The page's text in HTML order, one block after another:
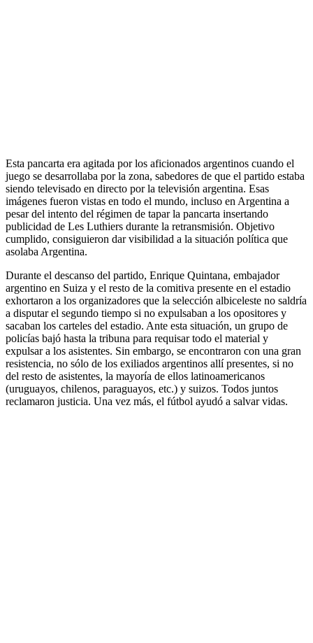
Esta pancarta era agitada por los aficionados argentinos cuando el
juego se desarrollaba por la zona, sabedores de que el partido estaba
siendo televisado en directo por la televisión argentina. Esas
imágenes fueron vistas en todo el mundo, incluso en Argentina a
pesar del intento del régimen de tapar la pancarta insertando
publicidad de Les Luthiers durante la retransmisión. Objetivo
cumplido, consiguieron dar visibilidad a la situación política que
asolaba Argentina.
Durante el descanso del partido, Enrique Quintana, embajador
argentino en Suiza y el resto de la comitiva presente en el estadio
exhortaron a los organizadores que la selección albiceleste no saldría
a disputar el segundo tiempo si no expulsaban a los opositores y
sacaban los carteles del estadio. Ante esta situación, un grupo de
policías bajó hasta la tribuna para requisar todo el material y
expulsar a los asistentes. Sin embargo, se encontraron con una gran
resistencia, no sólo de los exiliados argentinos allí presentes, si no
del resto de asistentes, la mayoría de ellos latinoamericanos
(uruguayos, chilenos, paraguayos, etc.) y suizos. Todos juntos
reclamaron justicia. Una vez más, el fútbol ayudó a salvar vidas.